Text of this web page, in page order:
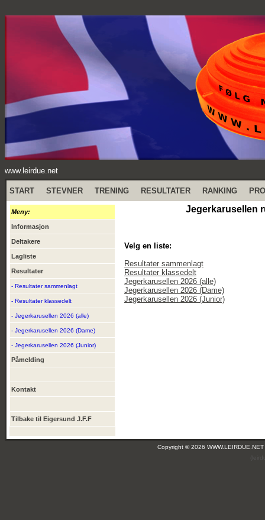
www.leirdue.net
START STEVNER TRENING RESULTATER RANKING
Meny:
Informasjon
Deltakere
Lagliste
Resultater
- Resultater sammenlagt
- Resultater klassedelt
- Jegerkarusellen 2026 (alle)
- Jegerkarusellen 2026 (Dame)
- Jegerkarusellen 2026 (Junior)
Påmelding
Kontakt
Tilbake til Eigersund J.F.F
Jegerkarusellen
Velg en liste:
Resultater sammenlagt
Resultater klassedelt
Jegerkarusellen 2026 (alle)
Jegerkarusellen 2026 (Dame)
Jegerkarusellen 2026 (Junior)
Copyright © 2026